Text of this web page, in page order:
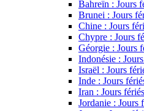
Bahreïn : Jours
Brunei : Jours
Chine : Jours
Chypre : Jours
Géorgie : Jours
Indonésie :
Israël : Jours
Inde : Jours
Iran : Jours fériés
Jordanie : Jours